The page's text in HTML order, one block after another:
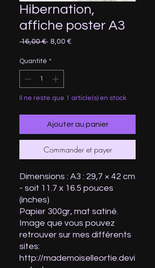
Hibernation,
affiche poster A3
16,00 € Prix
8,00 €
Quantité *
Il ne reste que 1 article(s) en stock
Ajouter au panier
Commander et payer
Dimensions : A3 : 29,7 × 42 cm
- soit 11.7 x 16.5 pouces
(inches)
Papier 300gr, mat satiné.
Image que vous pouvez
retrouver sur mes différents
sites:
http://mademoiselleortie.devi